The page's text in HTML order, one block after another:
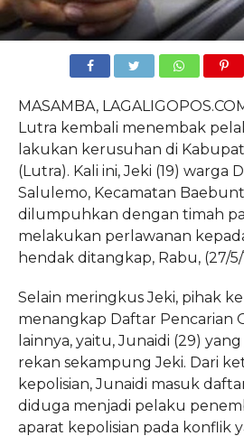
MASAMBA,
Lutra kembali menembak
lakukan kerusuhan di
(Lutra). Kali ini, Jeki (19) warga
Salulemo, Kecamatan
dilumpuhkan dengan timah
melakukan perlawanan
hendak ditangkap, Rabu, (27/5/
Selain meringkus Jeki, pihak
menangkap Daftar Pencarian
lainnya, yaitu, Junaidi (29)
rekan sekampung Jeki. Dari
kepolisian, Junaidi masuk
diduga menjadi pelaku
aparat kepolisian pada konflik